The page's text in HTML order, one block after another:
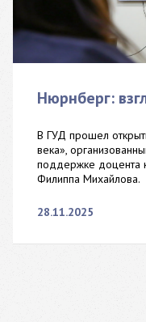
Нюрнберг:
В ГУД прошел
века»,
поддержке
Филиппа Михайлова.
28.11.2025